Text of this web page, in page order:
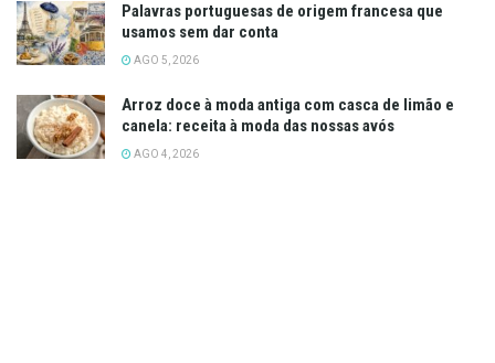
Palavras portuguesas de origem francesa que
usamos sem dar conta
AGO 5, 2026
Arroz doce à moda antiga com casca de limão e
canela: receita à moda das nossas avós
AGO 4, 2026